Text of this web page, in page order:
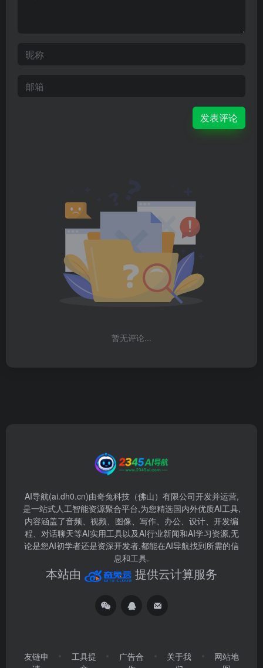
发表评论
暂无评论...
AI导航(ai.dh0.cn)由奇兔科技（佛山）有限公司开发并运营,
是一站式人工智能资源聚合平台,为您精选国内外优质AI工具,
内容涵盖了音频、视频、图像、写作、办公、设计、开发编
程、对话聊天等AI实用工具以及AI行业新闻和AI学习资源,无
论是您AI初学者还是资深开发者,都能在AI导航找到所需的信
息和工具.
本站由 提供云计算服务
友链申
工具提
广告合
关于我
网站地